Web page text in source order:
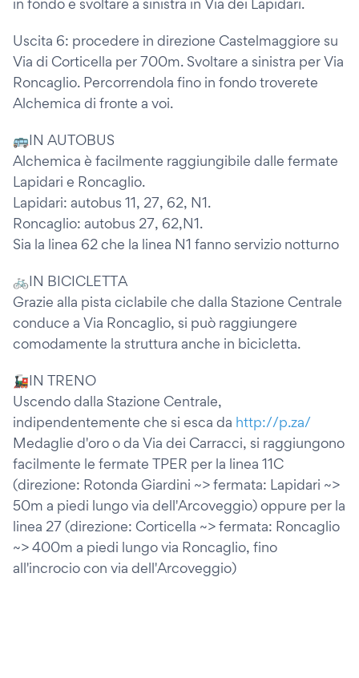
in fondo e svoltare a sinistra in Via dei Lapidari.
Uscita 6: procedere in direzione Castelmaggiore su
Via di Corticella per 700m. Svoltare a sinistra per Via
Roncaglio. Percorrendola fino in fondo troverete
Alchemica di fronte a voi.
🚌IN AUTOBUS
Alchemica è facilmente raggiungibile dalle fermate
Lapidari e Roncaglio.
Lapidari: autobus 11, 27, 62, N1.
Roncaglio: autobus 27, 62,N1.
Sia la linea 62 che la linea N1 fanno servizio notturno
🚲IN BICICLETTA
Grazie alla pista ciclabile che dalla Stazione Centrale
conduce a Via Roncaglio, si può raggiungere
comodamente la struttura anche in bicicletta.
🚂IN TRENO
Uscendo dalla Stazione Centrale,
indipendentemente che si esca da http://p.za/
Medaglie d'oro o da Via dei Carracci, si raggiungono
facilmente le fermate TPER per la linea 11C
(direzione: Rotonda Giardini ~> fermata: Lapidari ~>
50m a piedi lungo via dell'Arcoveggio) oppure per la
linea 27 (direzione: Corticella ~> fermata: Roncaglio
~> 400m a piedi lungo via Roncaglio, fino
all'incrocio con via dell'Arcoveggio)